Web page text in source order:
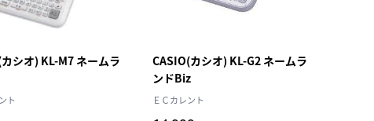
シオ) KL-M7 ネームラ
ト
CASIO(カシオ) KL-G2 ネームラ
ンドBiz
ＥＣカレント